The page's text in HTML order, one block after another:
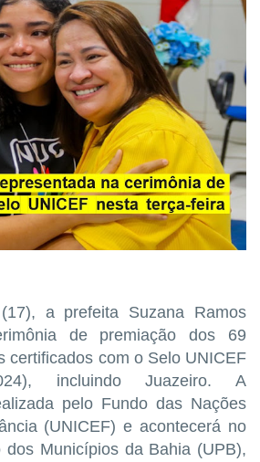
a prefeita Suzana Ramos
de premiação dos 69
certificados com o Selo UNICEF
incluindo Juazeiro. A
pelo Fundo das Nações
(UNICEF) e acontecerá no
dos Municípios da Bahia (UPB),